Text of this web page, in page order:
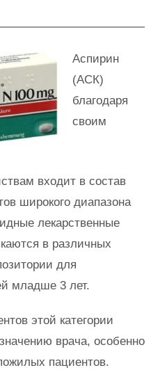
Аспирин
(АСК)
благодаря
своим
входит в состав
широкого диапазона
лекарственные
в различных
для
младше 3 лет.
этой категории
врача, особенно
пациентов.